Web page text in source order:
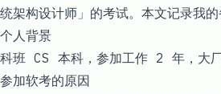
统架构设计师」的考试。本文记录我的
个人背景
科班 CS 本科，参加工作 2 年，大厂
参加软考的原因